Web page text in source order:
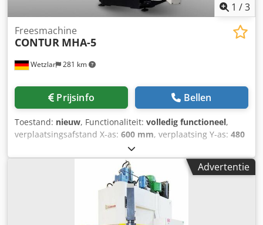
1 /3
Wetzlar 281 km
Freesmachine
CONTUR MHA-5
Prijsinfo Bellen
Toestand: nieuw, Functionaliteit: volledig functioneel,
verplaatsingsafstand X-as: 600 mm, verplaatsing Y-as: 480
, verplaatsingsafstand Z-as:
(max.):2.000 rpm, spindelsnelheid (min.):40 rpm,
, totale hoogte: 1.820 mm , totale
, totale lengte:1.400 mm
900 mm , werkstukgewicht (max.):
, afstand tafel tot spilcentrum:
documentatie / handleiding, Tafeloppervlak (schuine
Advertentie